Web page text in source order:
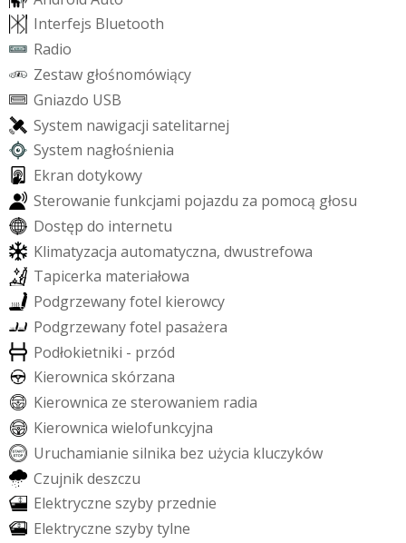
Interfejs Bluetooth
Radio
Zestaw głośnomówiący
Gniazdo USB
System nawigacji satelitarnej
System nagłośnienia
Ekran dotykowy
Sterowanie funkcjami pojazdu za pomocą głosu
Dostęp do internetu
Klimatyzacja automatyczna, dwustrefowa
Tapicerka materiałowa
Podgrzewanyfotel kierowcy
Podgrzewanyfotel pasażera
Podłokietniki - przód
Kierownica skórzana
Kierownica ze sterowaniem radia
Kierownica wielofunkcyjna
Uruchamianie silnika bez użycia kluczyków
Czujnikdeszczu
Elektryczne szyby przednie
Elektryczne szybytylne